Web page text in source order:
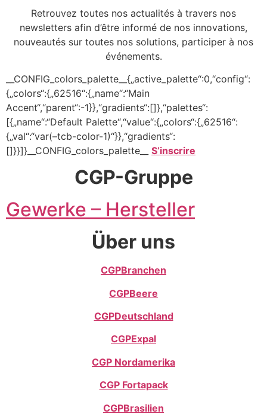
Retrouvez toutes nos actualités à travers nos
newsletters afin d’être informé de nos innovations,
nouveautés sur toutes nos solutions, participer à nos
événements.
__CONFIG_colors_palette__{„active_palette“:0,“config“:
{„colors“:{„62516“:{„name“:“Main
Accent“,“parent“:-1}},“gradients“:[]},“palettes“:
[{„name“:“Default Palette“,“value“:{„colors“:{„62516“:
{„val“:“var(–tcb-color-1)“}},“gradients“:
[]}}]}__CONFIG_colors_palette__ S’inscrire
CGP-Gruppe
Gewerke – Hersteller
Über uns
CGPBranchen
CGPBeere
CGPDeutschland
CGPExpal
CGP Nordamerika
CGP Fortapack
CGPBrasilien